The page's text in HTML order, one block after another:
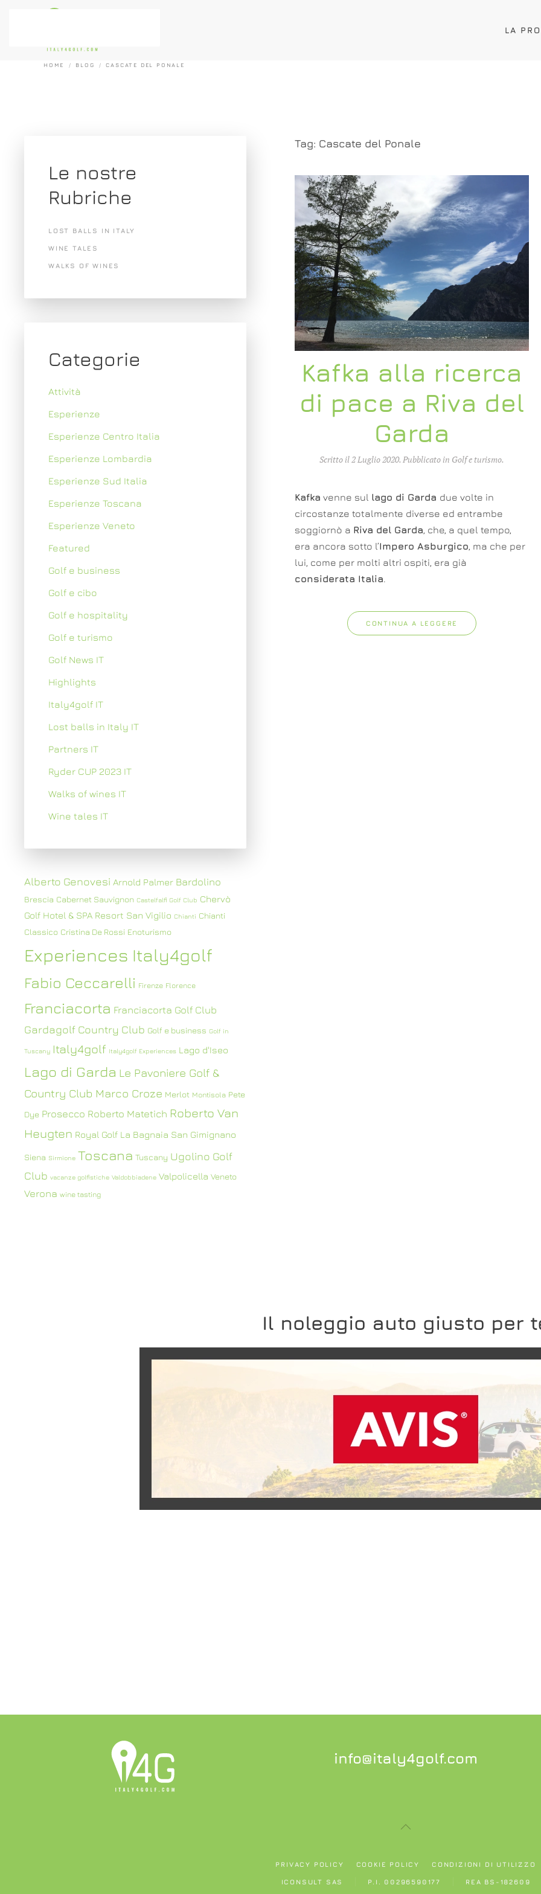
LA
HOME BLOG CASCATE DEL PONALE
Tag: Cascate del Ponale
Kafka alla ricerca
di pace a Riva del
Garda
Scritto il2 Luglio 2020. Pubblicato in Golf e turismo.
Kafka venne sul lago di Garda due volte in
circostanze totalmente diverse ed entrambe
soggiornò a Riva del Garda, che, a quel tempo,
era ancora sotto l’Impero Asburgico, ma che per
lui, come per molti altri ospiti, era già
considerata Italia.
CONTINUA A LEGGERE
Le nostre
Rubriche
LOST BALLS IN ITALY
WINE TALES
WALKS OF WINES
Categorie
Attività
Esperienze
Esperienze Centro Italia
Esperienze Lombardia
Esperienze Sud Italia
Esperienze Toscana
Esperienze Veneto
Featured
Golf e business
Golf e cibo
Golf e hospitality
Golf e turismo
Golf News IT
Highlights
Italy4golf IT
Lost balls in Italy IT
Partners IT
Ryder CUP 2023 IT
Walks of wines IT
Wine tales IT
Alberto Genovesi Arnold Palmer Bardolino
Brescia Cabernet Sauvignon Castelfalfi Golf Club Chervò
Golf Hotel & SPA Resort San Vigilio Chianti Chianti
Classico Cristina De Rossi Enoturismo
Experiences Italy4golf
Fabio Ceccarelli Firenze Florence
Franciacorta Franciacorta Golf Club
Gardagolf Country Club Golf e business Golf in
Tuscany Italy4golf Italy4golf Experiences Lago d'Iseo
Lago di Garda Le Pavoniere Golf &
Country Club Marco Croze Merlot Montisola Pete
Dye Prosecco Roberto Matetich Roberto Van
Heugten Royal Golf La Bagnaia San Gimignano
Siena Sirmione Toscana Tuscany Ugolino Golf
Club vacanze golfistiche Valdobbiadene Valpolicella Veneto
Verona wine tasting
Il noleggio auto giusto per
SCOPRI L'OFFERTA
info@italy4golf.com
PRIVACY POLICY COOKIE POLICY CONDIZIONI DI UTILIZZO
ICONSULT SAS P.I. 00296590177 REA BS-182609